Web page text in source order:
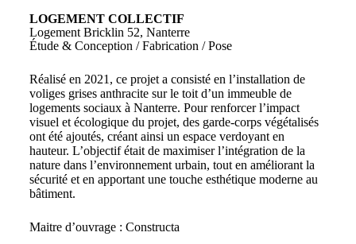
LOGEMENT COLLECTIF
Logement Bricklin 52, Nanterre
Étude & Conception / Fabrication / Pose
Réalisé en 2021, ce projet a consisté en l’installation de
voliges grises anthracite sur le toit d’un immeuble de
logements sociaux à Nanterre. Pour renforcer l’impact
visuel et écologique du projet, des garde-corps végétalisés
ont été ajoutés, créant ainsi un espace verdoyant en
hauteur. L’objectif était de maximiser l’intégration de la
nature dans l’environnement urbain, tout en améliorant la
sécurité et en apportant une touche esthétique moderne au
bâtiment.
Maitre d’ouvrage : Constructa